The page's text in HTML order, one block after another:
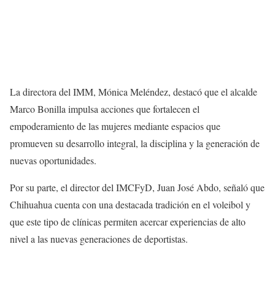
La directora del IMM, Mónica Meléndez, destacó que el alcalde
Marco Bonilla impulsa acciones que fortalecen el
empoderamiento de las mujeres mediante espacios que
promueven su desarrollo integral, la disciplina y la generación de
nuevas oportunidades.
Por su parte, el director del IMCFyD, Juan José Abdo, señaló que
Chihuahua cuenta con una destacada tradición en el voleibol y
que este tipo de clínicas permiten acercar experiencias de alto
nivel a las nuevas generaciones de deportistas.